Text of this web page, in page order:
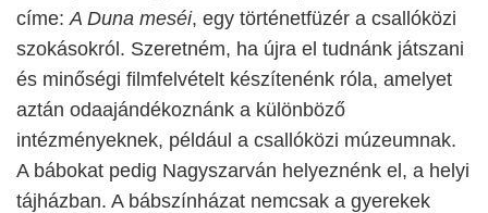
címe: A Duna meséi, egy történetfüzér a csallóközi
szokásokról. Szeretném, ha újra el tudnánk játszani
és minőségi filmfelvételt készítenénk róla, amelyet
aztán odaajándékoznánk a különböző
intézményeknek, például a csallóközi múzeumnak.
A bábokat pedig Nagyszarván helyeznénk el, a helyi
tájházban. A bábszínházat nemcsak a gyerekek